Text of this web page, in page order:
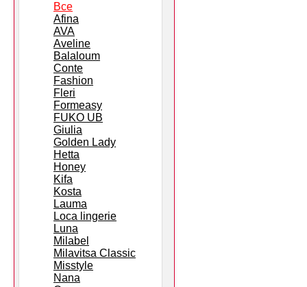
Все
Afina
AVA
Aveline
Balaloum
Conte
Fashion
Fleri
Formeasy
FUKO UB
Giulia
Golden Lady
Hetta
Honey
Kifa
Kosta
Lauma
Loca lingerie
Luna
Milabel
Milavitsa Classic
Misstyle
Nana